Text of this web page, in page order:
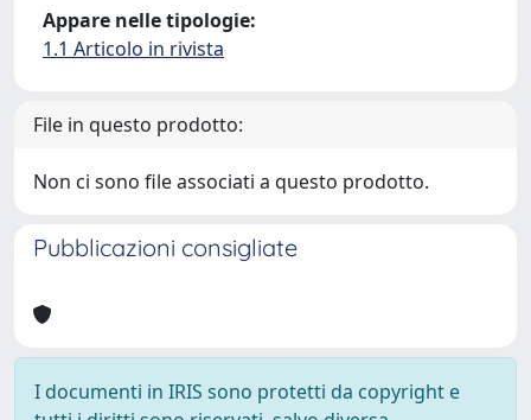
Appare nelle tipologie:
1.1 Articolo in rivista
File in questo prodotto:
Non ci sono file associati a questo prodotto.
Pubblicazioni consigliate
I documenti in IRIS sono protetti da copyright e